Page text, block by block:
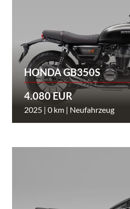
HONDA GB350S
4.080 EUR
2025 | 0 km | Neufahrzeug